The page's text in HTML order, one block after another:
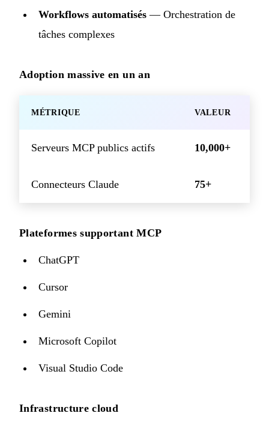
Workflows automatisés — Orchestration de
tâches complexes
Adoption massive en un an
MÉTRIQUE VALEUR
Serveurs MCP publics actifs 10,000+
Connecteurs Claude 75+
Plateformes supportant MCP
ChatGPT
Cursor
Gemini
Microsoft Copilot
Visual Studio Code
Infrastructure cloud